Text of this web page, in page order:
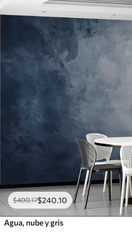
$400.17$240.10
Agua, nube y gris